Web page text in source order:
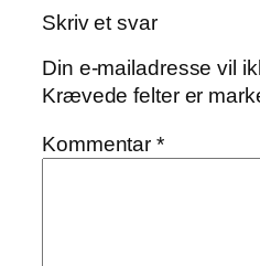
Skriv et svar
Din e-mailadresse vil
Krævede felter er
Kommentar*